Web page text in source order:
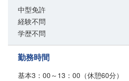
中型免許
経験不問
学歴不問
勤務時間
基本3：00～13：00（休憩60分）